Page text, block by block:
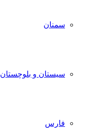
سمنان
سیستان و بلوچستان
فارس